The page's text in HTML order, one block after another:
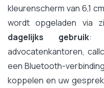
kleurenscherm van 6,1
wordt opgeladen via
dagelijks gebruik:
advocatenkantoren,
een Bluetooth-
koppelen en uw